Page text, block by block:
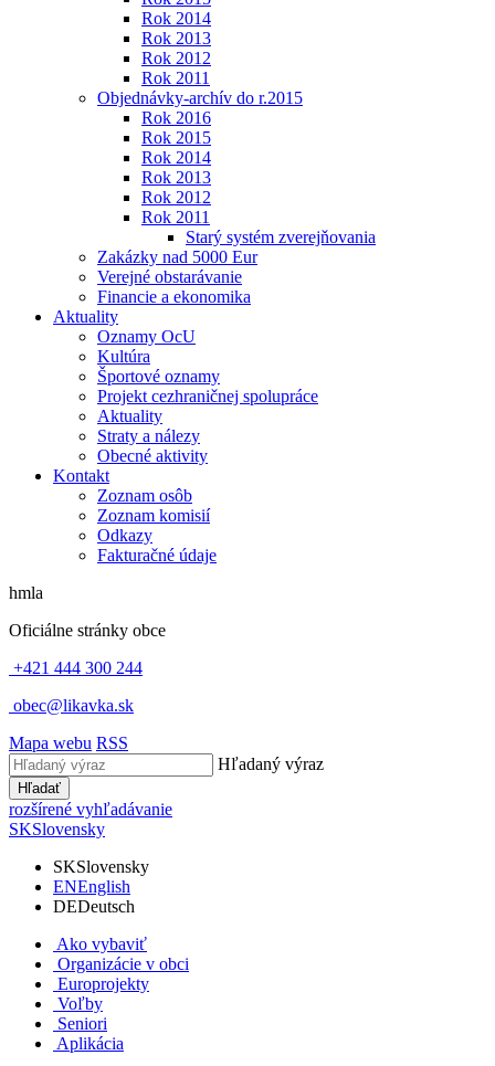
Rok 2014
Rok 2013
Rok 2012
Rok 2011
Objednávky-archív do r.2015
Rok 2016
Rok 2015
Rok 2014
Rok 2013
Rok 2012
Rok 2011
Starý systém zverejňovania
Zakázky nad 5000 Eur
Verejné obstarávanie
Financie a ekonomika
Aktuality
Oznamy OcU
Kultúra
Športové oznamy
Projekt cezhraničnej spolupráce
Aktuality
Straty a nálezy
Obecné aktivity
Kontakt
Zoznam osôb
Zoznam komisií
Odkazy
Fakturačné údaje
hmla
Oficiálne stránky obce
+421 444 300 244
obec@likavka.sk
Mapa webu RSS
Hľadaný výraz
Hľadať
rozšírené vyhľadávanie
SKSlovensky
SKSlovensky
ENEnglish
DEDeutsch
Ako vybaviť
Organizácie v obci
Europrojekty
Voľby
Seniori
Aplikácia